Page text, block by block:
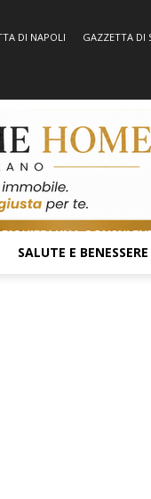
DI NAPOLI GAZZETTA DI
SALUTE E BENESSERE